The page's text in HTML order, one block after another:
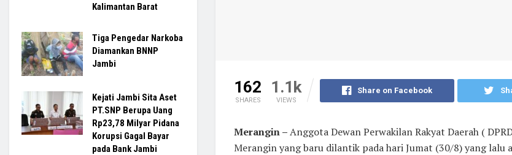
162
SHARES
1.1k
VIEWS
Share on Facebook
Merangin –Anggota Dewan Perwakilan Rakyat Daerah (
Merangin yang baru dilantik pada hari Jumat (30/8) yang lalu
Kalimantan Barat
Tiga Pengedar Narkoba
Diamankan BNNP
Jambi
Kejati Jambi Sita Aset
PT.SNP Berupa Uang
Rp23,78 Milyar Pidana
Korupsi Gagal Bayar
pada Bank Jambi